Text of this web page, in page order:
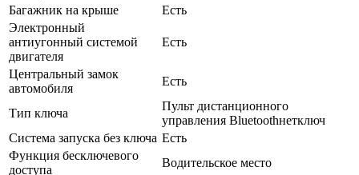
Багажник на крыше
Есть
Электронный
антиугонный системой
двигателя
Есть
Центральный замок
автомобиля
Есть
Тип ключа
Пульт дистанционного
управления Bluetoothнетключ
Система запуска без ключа Есть
Функция бесключевого
доступа
Водительское место